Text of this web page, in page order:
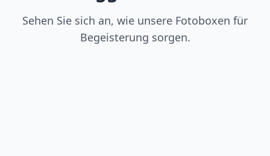
Sehen Sie sich an, wie unsere Fotoboxen für
Begeisterung sorgen.